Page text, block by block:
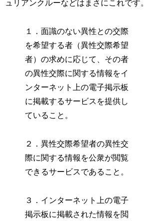
ュリアンクルーなどはまさにこれです。
１．面識のない異性との交際
を希望する者（異性交際希望
者）の求めに応じて、その者
の異性交際に関する情報をイ
ンターネット上の電子掲示板
に掲載するサービスを提供し
ていること。
２．異性交際希望者の異性交
際に関する情報を公衆が閲覧
できるサービスであること。
３．インターネット上の電子
掲示板に掲載された情報を閲